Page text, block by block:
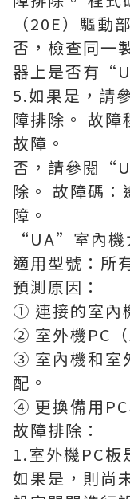
（20E）驅動
否，檢查同一
器上是否有
5.如果是，請
障排除。 故障
故障。
否，請參閱
除。 故障碼：
障。
“UA”室內機
適用型號：所
預測原因：
① 連接的室內
② 室外機PC
③ 室內機和室
配。
④ 更換備用PC
故障排除：
1.室外機PC板
如果是，則尚